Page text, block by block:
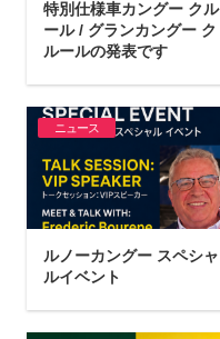
特別仕様車カングー クル
ール / グランカングー ク
ルールの発表です
ニュース
ルノーカングー スペシャ
ルイベント